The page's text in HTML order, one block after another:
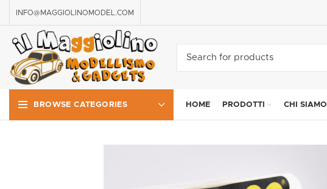
INFO@MAGGIOLINOMODEL.COM
BROWSE CATEGORIES HOME PRODOTTI CHI SIAMO